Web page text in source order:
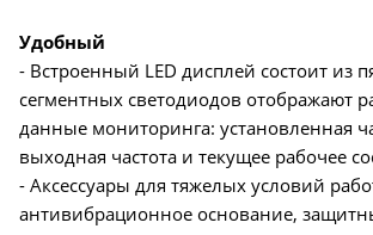
Удобный
- Встроенный LED дисплей состоит из
сегментных светодиодов отображают
данные мониторинга: установленная
выходная частота и текущее рабочее
- Аксессуары для тяжелых условий
антивибрационное основание,